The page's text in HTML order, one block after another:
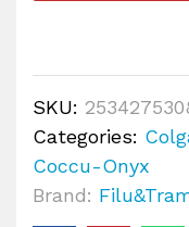
SKU:
Categories:
Coccu-Onyx
Brand: